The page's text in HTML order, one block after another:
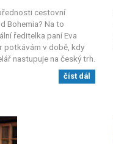
cestovní
Bohemia? Na to
ředitelka paní Eva
potkávám v době, kdy
nastupuje na český trh.
číst dál